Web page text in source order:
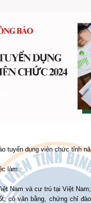
tuyển dụng viên chức tỉnh
làm.
Nam và cư trú tại Việt
có văn bằng, chứng chỉ